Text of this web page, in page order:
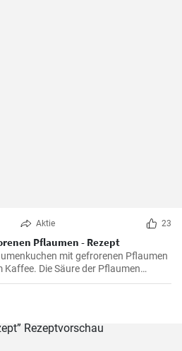
Aktie 23
Pflaumen - Rezept
mit gefrorenen Pflaumen
Die Säure der Pflaumen
ergibt ein harmonisches